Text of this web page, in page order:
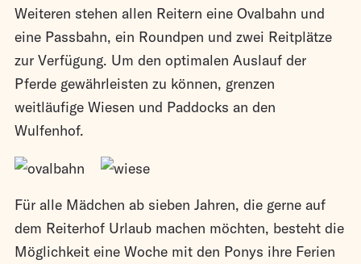
Weiteren stehen allen Reitern eine Ovalbahn und
eine Passbahn, ein Roundpen und zwei Reitplätze
zur Verfügung. Um den optimalen Auslauf der
Pferde gewährleisten zu können, grenzen
weitläufige Wiesen und Paddocks an den
Wulfenhof.
Für alle Mädchen ab sieben Jahren, die gerne auf
dem Reiterhof Urlaub machen möchten, besteht die
Möglichkeit eine Woche mit den Ponys ihre Ferien